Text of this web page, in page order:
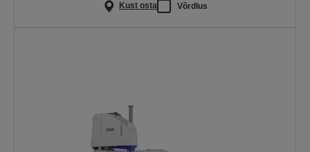
Kust osta Võrdlus